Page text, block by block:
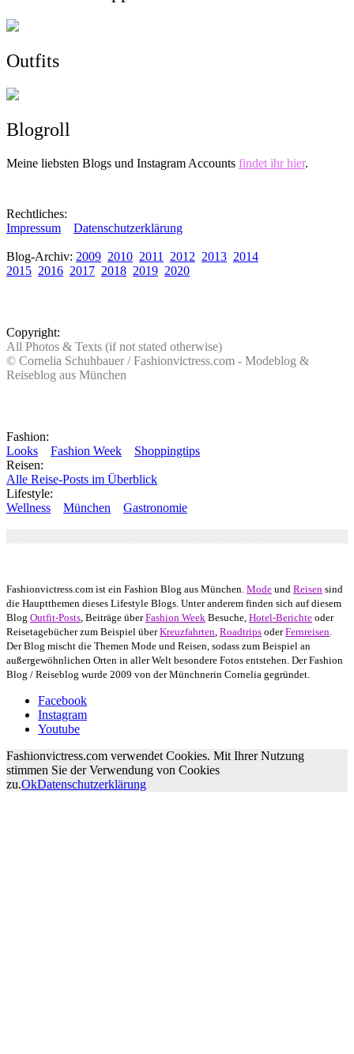
Outfits
Blogroll
Meine liebsten Blogs und Instagram Accounts findet ihr hier.
Rechtliches:
Impressum
Datenschutzerklärung
Blog-Archiv: 2009 2010 2011 2012 2013 2014
2015 2016 2017 2018 2019 2020
Copyright:
All Photos & Texts (if not stated otherwise)
© Cornelia Schuhbauer / Fashionvictress.com - Modeblog &
Reiseblog aus München
Fashion:
Looks
Fashion Week
Shoppingtips
Reisen:
Alle Reise-Posts im Überblick
Lifestyle:
Wellness
München Gastronomie
Fashionvictress.com ist ein Fashion Blog aus München. Mode und Reisen sind
die Hauptthemen dieses Lifestyle Blogs. Unter anderem finden sich auf diesem
Blog Outfit-Posts, Beiträge überFashion Week Besuche, Hotel-Berichte oder
Reisetagebücher zum Beispiel überKreuzfahrten, Roadtrips oderFernreisen.
Der Blog mischt die Themen Mode und Reisen, sodass zum Beispiel an
außergewöhnlichen Orten in aller Welt besondere Fotos entstehen. Der Fashion
Blog / Reiseblog wurde 2009 von der Münchnerin Cornelia gegründet.
Facebook
Instagram
Youtube
Fashionvictress.com verwendet Cookies. Mit Ihrer Nutzung
stimmen Sie der Verwendung von Cookies
zu.OkDatenschutzerklärung